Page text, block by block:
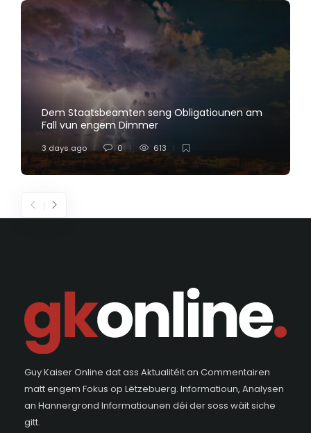
Dem Staatsbeamten seng Obligatiounen am
Fall vun engem Dimmer
3 days ago 0 613
Guy Kaiser Online dat ass Aktualitéit an Commentairen
matt engem Fokus op Lëtzebuerg. Informatioun, Analysen
an Hannergrond Informatiounen déi der soss wäit siche
gitt.